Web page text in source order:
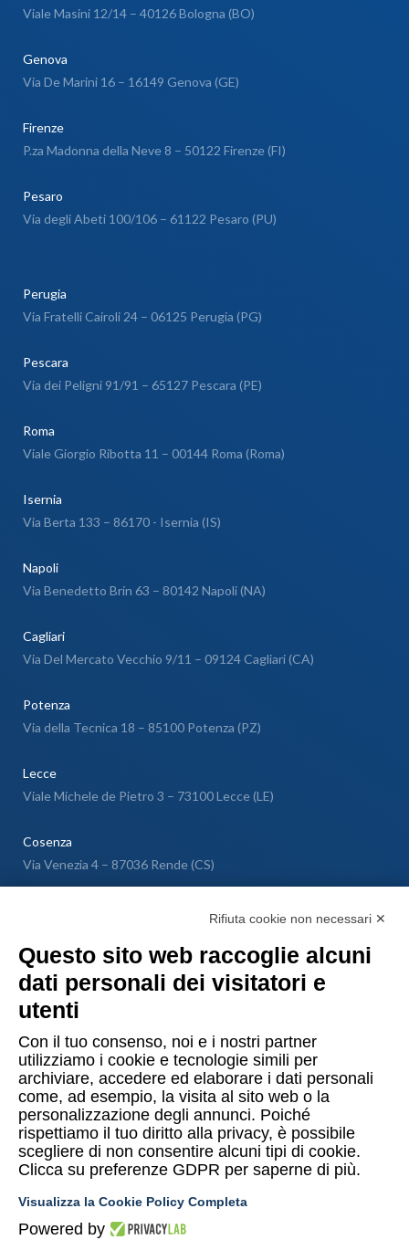
Viale Masini 12/14 – 40126 Bologna (BO)
Genova
Via De Marini 16 – 16149 Genova (GE)
Firenze
P.za Madonna della Neve 8 – 50122 Firenze (FI)
Pesaro
Via degli Abeti 100/106 – 61122 Pesaro (PU)
Perugia
Via Fratelli Cairoli 24 – 06125 Perugia (PG)
Pescara
Via dei Peligni 91/91 – 65127 Pescara (PE)
Roma
Viale Giorgio Ribotta 11 – 00144 Roma (Roma)
Isernia
Via Berta 133 – 86170 - Isernia (IS)
Napoli
Via Benedetto Brin 63 – 80142 Napoli (NA)
Cagliari
Via Del Mercato Vecchio 9/11 – 09124 Cagliari (CA)
Potenza
Via della Tecnica 18 – 85100 Potenza (PZ)
Lecce
Viale Michele de Pietro 3 – 73100 Lecce (LE)
Cosenza
Via Venezia 4 – 87036 Rende (CS)
Lugano
Copyright © 2015-2026 Uomo & Ambiente S.r.l. Società Benefit
PI/CF 10874480014
Privacy Policy UeA
Termini e condizioni Shop UeA
Rifiuta cookie non necessari ✕
Questo sito web raccoglie alcuni
dati personali dei visitatori e
utenti
Con il tuo consenso, noi e i nostri partner
utilizziamo i cookie e tecnologie simili per
archiviare, accedere ed elaborare i dati personali
come, ad esempio, la visita al sito web o la
personalizzazione degli annunci. Poiché
rispettiamo il tuo diritto alla privacy, è possibile
scegliere di non consentire alcuni tipi di cookie.
Clicca su preferenze GDPR per saperne di più.
Visualizza la Cookie Policy Completa
Powered by